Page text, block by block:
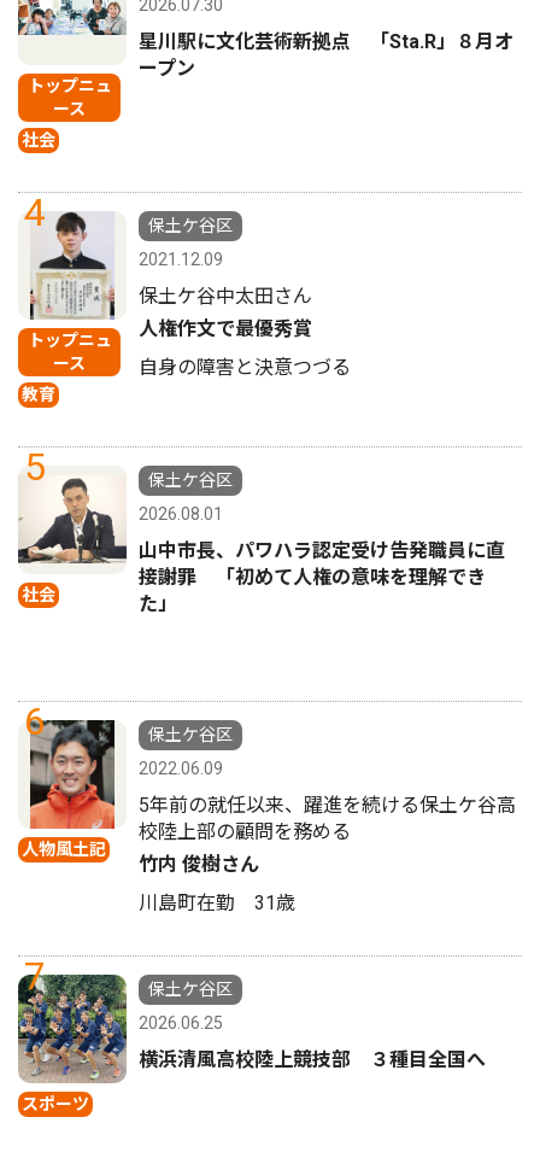
トップニュ
ース
社会
2026.07.30
星川駅に文化芸術新拠点 「Sta.R」８月オ
ープン
4
トップニュ
ース
教育
保土ケ谷区
2021.12.09
保土ケ谷中太田さん
人権作文で最優秀賞
自身の障害と決意つづる
5
社会
保土ケ谷区
2026.08.01
山中市長、パワハラ認定受け告発職員に直
接謝罪 「初めて人権の意味を理解でき
た」
6
人物風土記
保土ケ谷区
2022.06.09
5年前の就任以来、躍進を続ける保土ケ谷高
校陸上部の顧問を務める
竹内 俊樹さん
川島町在勤 31歳
7
スポーツ
保土ケ谷区
2026.06.25
横浜清風高校陸上競技部 ３種目全国へ